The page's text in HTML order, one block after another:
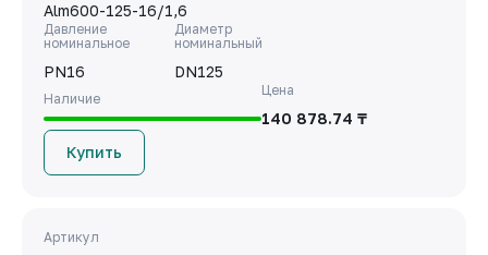
Alm600-125-16/1,6
Давление
номинальное
PN16
Диаметр
номинальный
DN125
Наличие
Цена
140 878.74 ₸
Купить
Артикул